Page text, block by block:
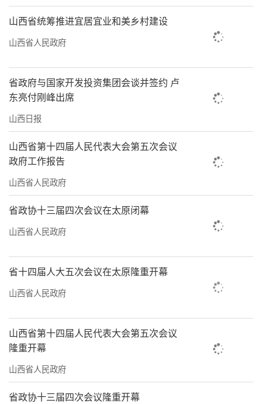
山西省统筹推进宜居宜业和美乡村建设
山西省人民政府
省政府与国家开发投资集团会谈并签约 卢
东亮付刚峰出席
山西日报
山西省第十四届人民代表大会第五次会议
政府工作报告
山西省人民政府
省政协十三届四次会议在太原闭幕
山西省人民政府
省十四届人大五次会议在太原隆重开幕
山西省人民政府
山西省第十四届人民代表大会第五次会议
隆重开幕
山西省人民政府
省政协十三届四次会议隆重开幕